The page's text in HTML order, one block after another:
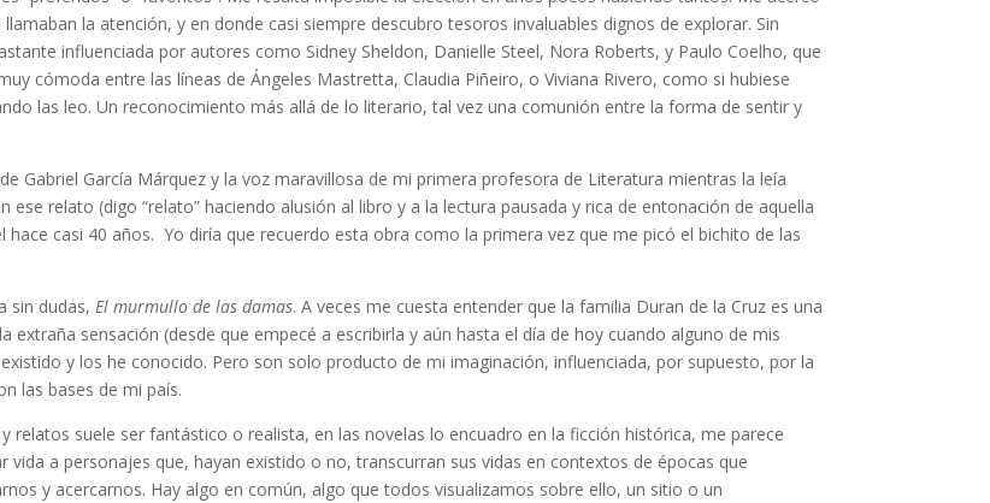
la atención, y en donde casi siempre descubro tesoros invaluables dignos de explorar. Sin
influenciada por autores como Sidney Sheldon, Danielle Steel, Nora Roberts, y Paulo Coelho, que
cómoda entre las líneas de Ángeles Mastretta, Claudia Piñeiro, o Viviana Rivero, como si hubiese
las leo. Un reconocimiento más allá de lo literario, tal vez una comunión entre la forma de sentir y
Gabriel García Márquez y la voz maravillosa de mi primera profesora de Literatura mientras la leía
relato (digo “relato” haciendo alusión al libro y a la lectura pausada y rica de entonación de aquella
casi 40 años. Yo diría que recuerdo esta obra como la primera vez que me picó el bichito de las
sin dudas,El murmullo de las damas. A veces me cuesta entender que la familia Duran de la Cruz es una
sensación (desde que empecé a escribirla y aún hasta el día de hoy cuando alguno de mis
y los he conocido. Pero son solo producto de mi imaginación, influenciada, por supuesto, por la
las bases de mi país.
relatos suele ser fantástico o realista, en las novelas lo encuadro en la ficción histórica, me parece
a personajes que, hayan existido o no, transcurran sus vidas en contextos de épocas que
y acercarnos. Hay algo en común, algo que todos visualizamos sobre ello, un sitio o un